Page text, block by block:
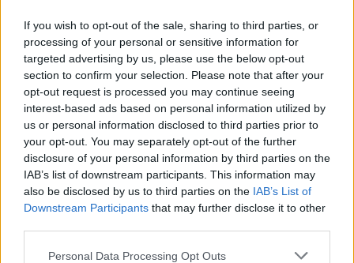
If you wish to opt-out of the sale, sharing to third parties, or
processing of your personal or sensitive information for
targeted advertising by us, please use the below opt-out
section to confirm your selection. Please note that after your
opt-out request is processed you may continue seeing
interest-based ads based on personal information utilized by
us or personal information disclosed to third parties prior to
your opt-out. You may separately opt-out of the further
disclosure of your personal information by third parties on the
IAB’s list of downstream participants. This information may
also be disclosed by us to third parties on the IAB’s List of
Downstream Participants that may further disclose it to other
Please note that this website/app uses one or more Google
Personal Data Processing Opt Outs
Διεθνή ΜΜΕ για την καταδίκη για τις υποκλοπές
ΤοAl Jazeeraμεταδίδει ότι «ελληνικό
δικαστήριο καταδίκασε τέσσερα άτομα,
μεταξύ των οποίων δύο Ισραηλινούς, σε
φυλάκιση για ένα μεγάλο σκάνδαλο
υποκλοπών που αφορούσε την παράνομη
χρήση του λογισμικού Predator για την
παρακολούθηση δεκάδων πολιτικών,
δημοσιογράφων, επιχειρηματιών και